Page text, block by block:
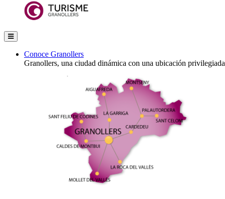
Conoce Granollers
Granollers, una ciudad dinámica con una ubicación privilegiada